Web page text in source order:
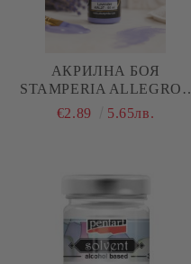
АКРИЛНА БОЯ
STAMPERIA ALLEGRO -
LAVENDER - 60 МЛ.
€2.89 5.65лв.